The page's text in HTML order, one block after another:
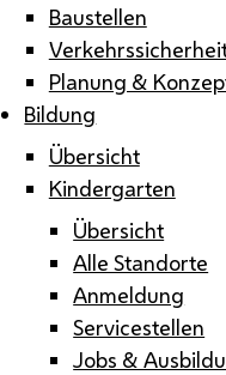
Baustellen
Planung &
Bildung
Übersicht
Kindergarten
Übersicht
Alle Standorte
Anmeldung
Servicestellen
Jobs &